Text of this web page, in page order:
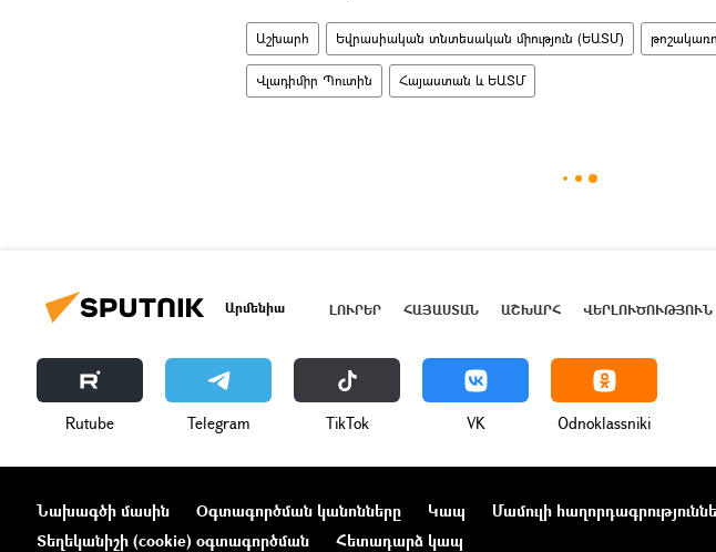
Աշխարհ Եվրասիական տնտեսական միություն (ԵԱՏՄ)
Վլադիմիր Պուտին Հայաստան և ԵԱՏՄ
Արմենիա ԼՈՒՐԵՐ ՀԱՅԱՍՏԱՆ ԱՇԽԱՐՀ ՎԵՐԼՈՒԾՈՒԹՅՈՒՆ
Rutube Telegram ТikТоk VK Odnoklassniki
Նախագծի մասին Օգտագործման կանոնները Կապ Մամուլի
Տեղեկանիշի (cookie) օգտագործման
Հետադարձ կապ